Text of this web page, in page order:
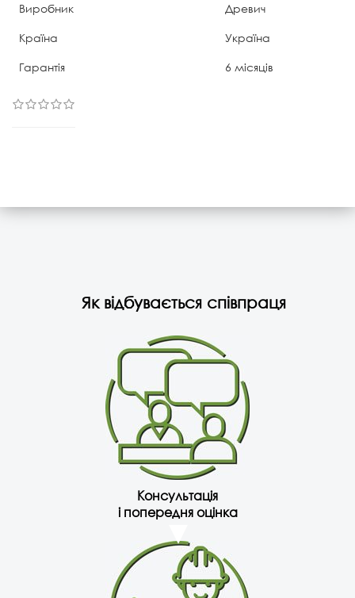
Виробник
Древич
Країна
Україна
Гарантія
6 місяців
Як відбувається співпраця
Консультація
і попередня оцінка